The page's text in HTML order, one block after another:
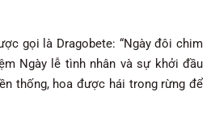
gọi là Dragobete: “Ngày đôi chim
Ngày lễ tình nhân và sự khởi đầu
thống, hoa được hái trong rừng để